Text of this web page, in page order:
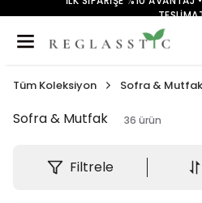
Tüm Koleksiyon Sofra & Mutfak
Sofra & Mutfak 36 ürün
Filtrele